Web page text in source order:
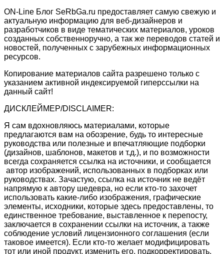
ON-Line Блог SeRbGa.ru предоставляет самую свежую и
актуальную информацию для веб-дизайнеров и
разработчиков в виде тематических материалов, уроков
созданных собственноручно, а так же переводов статей и
новостей, полученных с зарубежных информационных
ресурсов.
Копирование материалов сайта разрешено только с
указанием активной индексируемой гиперссылки на
данный сайт!
ДИСКЛЕЙМЕР/DISCLAIMER:
Я сам вдохновляюсь материалами, которые
предлагаются вам на обозрение, будь то интересные
руководства или полезные и впечатляющие подборки
(дизайнов, шаблонов, макетов и т.д.), и по возможности
всегда сохраняется ссылка на источники, и сообщается
автор изображений, использованных в подборках или
руководствах. Зачастую, ссылка на источник не ведёт
напрямую к автору шедевра, но если кто-то захочет
использовать какие-либо изображения, графические
элементы, исходники, которые здесь предоставлены, то
единственное требование, выставленное к перепосту,
заключается в сохранении ссылки на источник, а также
соблюдение условий лицензионного соглашения (если
таковое имеется). Если кто-то желает модифицировать
тот или иной продукт, изменить его, подкорректировать,